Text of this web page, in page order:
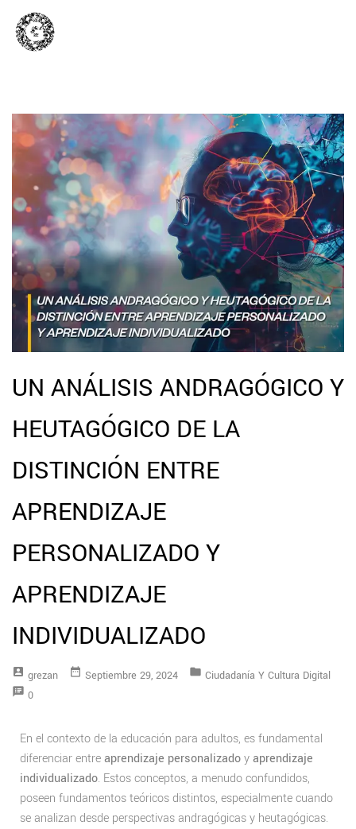
UN ANÁLISIS ANDRAGÓGICO Y
HEUTAGÓGICO DE LA
DISTINCIÓN ENTRE
APRENDIZAJE
PERSONALIZADO Y
APRENDIZAJE
INDIVIDUALIZADO
account_box Grezan date_range Septiembre 29, 2024 folder Ciudadanía Y Cultura Digital
speaker_notes 0
En el contexto de la educación para adultos, es fundamental
diferenciar entreaprendizaje personalizadoyaprendizaje
individualizado. Estos conceptos, a menudo confundidos,
poseen fundamentos teóricos distintos, especialmente cuando
se analizan desde perspectivas andragógicas y heutagógicas.